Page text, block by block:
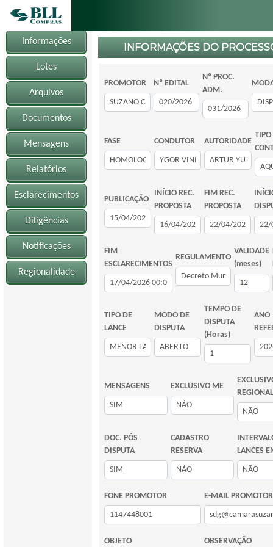
Informações
Lotes
Arquivos
Documentos
Mensagens
Relatórios
Esclarecimentos
Diligências
Notificações
Regionalidade
INFORMAÇÕES DO
PROMOTOR Nº EDITAL
Nº PROC.
ADM.
FASE CONDUTOR AUTORIDADE
TIPO
PUBLICAÇÃO
INÍCIO REC.
PROPOSTA
FIM REC.
PROPOSTA
FIM
ESCLARECIMENTOS
REGULAMENTO
VALIDADE
(meses)
TIPO DE
LANCE
MODO DE
DISPUTA
TEMPO DE
DISPUTA
(Horas)
ANO
MENSAGENS EXCLUSIVO ME
REGIONAL
DOC. PÓS
DISPUTA
CADASTRO
RESERVA
LANCES
FONE PROMOTOR E-MAIL PROMOTOR
OBJETO OBSERVAÇÃO